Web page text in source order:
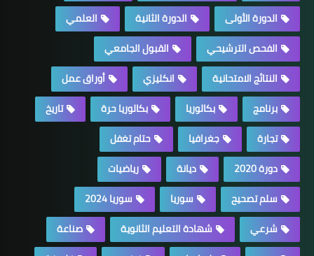
الدورة الأولى
الدورة الثانية
العلمي
الفحص الترشيحي
القبول الجامعي
النتائج الامتحانية
انكليزي
أوراق عمل
برنامج
بكالوريا بكالوريا حرة
تاريخ
تجارة
جغرافيا
حتام تغفل
دورة 2020
ديانة
رياضيات
سلم تصحيح
سوريا
سوريا 2024
شرعي
شهادة التعليم الثانوية
صناعة